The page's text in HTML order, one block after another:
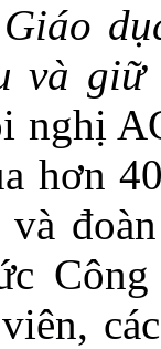
và giữ
nghị
hơn